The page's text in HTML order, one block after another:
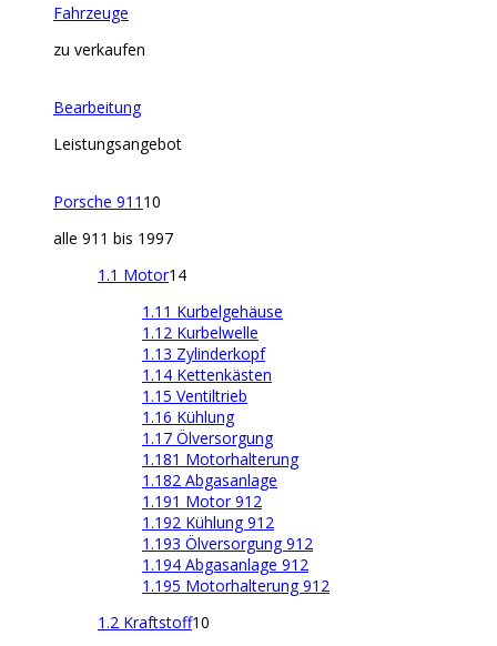
Fahrzeuge
zu verkaufen
Bearbeitung
Leistungsangebot
Porsche 911 10
alle 911 bis 1997
1.1 Motor14
1.11 Kurbelgehäuse
1.12 Kurbelwelle
1.13 Zylinderkopf
1.14 Kettenkästen
1.15 Ventiltrieb
1.16 Kühlung
1.17 Ölversorgung
1.181 Motorhalterung
1.182 Abgasanlage
1.191 Motor 912
1.192 Kühlung 912
1.193 Ölversorgung 912
1.194 Abgasanlage 912
1.195 Motorhalterung 912
1.2 Kraftstoff10